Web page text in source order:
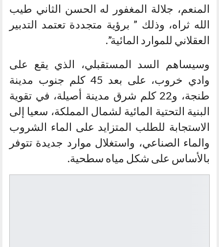
المنعم، جلالة المغفور له الحسن الثاني طيب
الله ثراه، وذلك ” برؤية متجددة تعتمد التدبير
العقلاني للموارد المائية”.
وسيساهم السد المستقبلي، الذي يقع على
وادي خروب، على بعد 45 كلم جنوب مدينة
طنجة، و22 كلم شرق مدينة أصيلة، في تقوية
البنية التحتية المائية لشمال المملكة، سعيا إلى
الاستجابة للطلب المتزايد على الماء الشروب
والماء الصناعي، واستغلال موارد جديدة تتوفر
بالأساس على شكل مياه سطحية.